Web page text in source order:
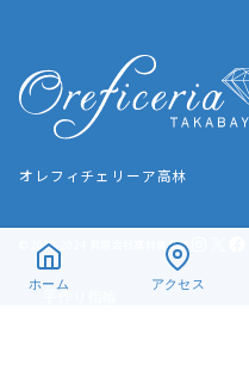
オレフィチェリーア高林
© 2019-2024 有限会社髙林貴金属Instagram
手作り指輪
ホーム アクセス